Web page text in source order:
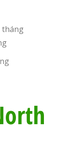
tháng